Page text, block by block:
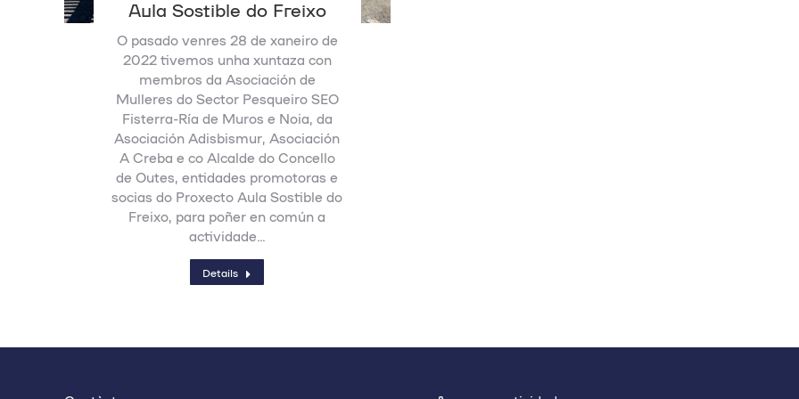
Aula Sostible do Freixo
O pasado venres 28 de xaneiro de
2022 tivemos unha xuntaza con
membros da Asociación de
Mulleres do Sector Pesqueiro SEO
Fisterra-Ría de Muros e Noia, da
Asociación Adisbismur, Asociación
A Creba e co Alcalde do Concello
de Outes, entidades promotoras e
socias do Proxecto Aula Sostible do
Freixo, para poñer en común a
actividade…
Details